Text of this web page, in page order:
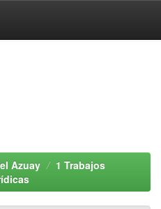
Azuay
1 Trabajos